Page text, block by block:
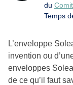
du
Temps
L’enveloppe
invention ou
enveloppes
de ce qu’il faut